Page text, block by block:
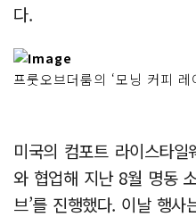
다.
프룻오브더룸의 ‘모닝 커피 레
미국의 컴포트 라이스타일
와 협업해 지난 8월 명동
브’를 진행했다. 이날 행